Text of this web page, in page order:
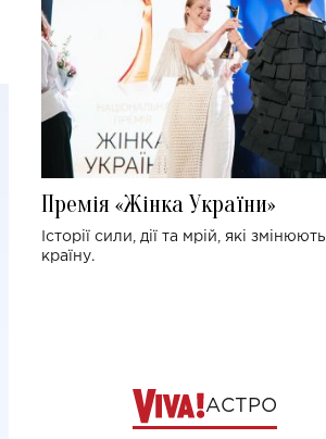
Премія «Жінка України»
Історії сили, дії та мрій, які змінюють
країну.
АСТРО